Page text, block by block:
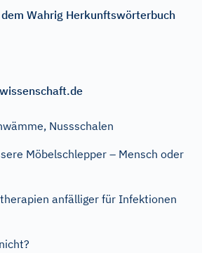
Wahrig Herkunftswörterbuch
Nussschalen
Möbelschlepper – Mensch oder
anfälliger für Infektionen